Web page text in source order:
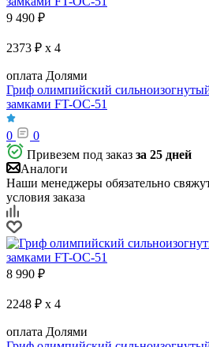
9 490 ₽
2373 ₽ x 4
оплата Долями
Гриф олимпийский
замками FT-OC-51
0
0
Привезем под заказ за 25 дней
Аналоги
Наши менеджеры обязательно
условия заказа
8 990 ₽
2248 ₽ x 4
оплата Долями